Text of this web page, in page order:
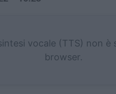
vocale (TTS) non
browser.